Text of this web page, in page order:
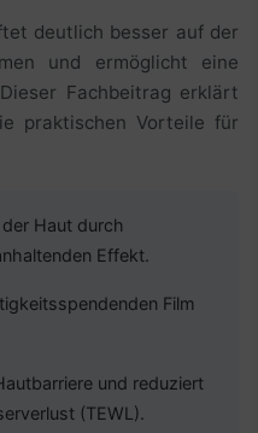
deutlich besser auf der
und ermöglicht eine
Fachbeitrag erklärt
praktischen Vorteile für
Haut durch
Effekt.
Film
und reduziert
(TEWL).